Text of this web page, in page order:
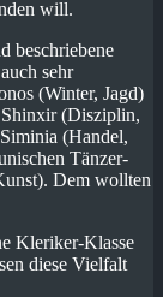
will.
beschriebene
sehr
(Winter, Jagd)
Shinxir (Disziplin,
(Handel,
Tänzer-
Dem wollten
Kleriker-Klasse
diese Vielfalt